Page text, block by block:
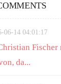
06-14 04:01:17
Fischer
da...